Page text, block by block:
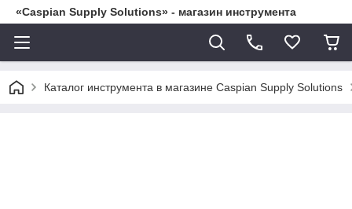
«Caspian Supply Solutions» - магазин инструмента
Каталог инструмента в магазине Caspian Supply Solutions